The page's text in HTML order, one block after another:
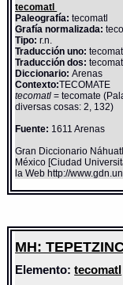
tecomatl
Paleografía: tecomatl
Grafía normalizada:
Tipo: r.n.
Traducción uno:
Traducción dos:
Diccionario:Arenas
Contexto:TECOMATE
tecomatl= tecomate
diversas cosas: 2, 132)
Fuente: 1611 Arenas
Gran Diccionario
México [Ciudad
la Web http://
MH:
Elemento:tecomatl